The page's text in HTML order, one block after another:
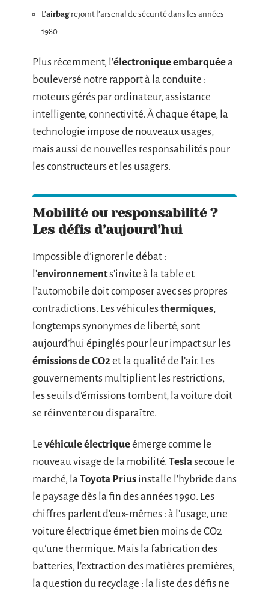
L’airbag rejoint l’arsenal de sécurité dans les années
1980.
Plus récemment, l’électronique embarquéea
bouleversé notre rapport à la conduite :
moteurs gérés par ordinateur, assistance
intelligente, connectivité. À chaque étape, la
technologie impose de nouveaux usages,
mais aussi de nouvelles responsabilités pour
les constructeurs et les usagers.
Mobilité ou responsabilité ?
Les défis d’aujourd’hui
Impossible d’ignorer le débat :
l’environnements’invite à la table et
l’automobile doit composer avec ses propres
contradictions. Les véhiculesthermiques,
longtemps synonymes de liberté, sont
aujourd’hui épinglés pour leur impact sur les
émissions de CO2et la qualité de l’air. Les
gouvernements multiplient les restrictions,
les seuils d’émissions tombent, la voiture doit
se réinventer ou disparaître.
Le véhicule électriqueémerge comme le
nouveau visage de la mobilité. Teslasecoue le
marché, la Toyota Prius installe l’hybride dans
le paysage dès la fin des années 1990. Les
chiffres parlent d’eux-mêmes : à l’usage, une
voiture électrique émet bien moins de CO2
qu’une thermique. Mais la fabrication des
batteries, l’extraction des matières premières,
la question du recyclage : la liste des défis ne